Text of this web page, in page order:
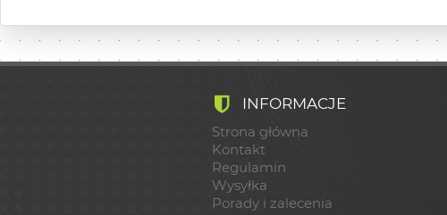
INFORMACJE
Strona główna
Kontakt
Regulamin
Wysyłka
Porady i zalecenia